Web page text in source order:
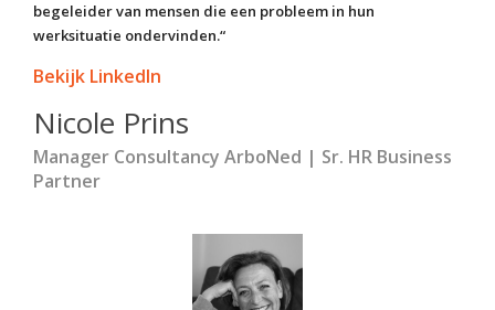
begeleider van mensen die een probleem in hun
werksituatie ondervinden.“
Bekijk LinkedIn
Nicole Prins
Manager Consultancy ArboNed | Sr. HR Business
Partner